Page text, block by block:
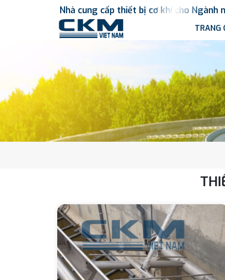
Nhà cung cấp thiết bị cơ khí cho Ngành
TRANG